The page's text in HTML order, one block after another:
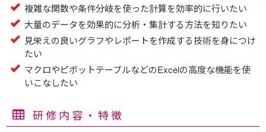
複雑な関数や条件分岐を使った計算を効率的に行いたい
大量のデータを効果的に分析・集計する方法を知りたい
見栄えの良いグラフやレポートを作成する技術を身につけ
たい
マクロやピボットテーブルなどのExcelの高度な機能を使
いこなしたい
研修内容・特徴